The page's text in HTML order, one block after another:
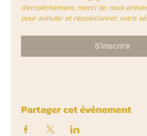
d'empêchement, merci de nous
pour annuler et repositionner votre
S'inscrire
Partager cet événement